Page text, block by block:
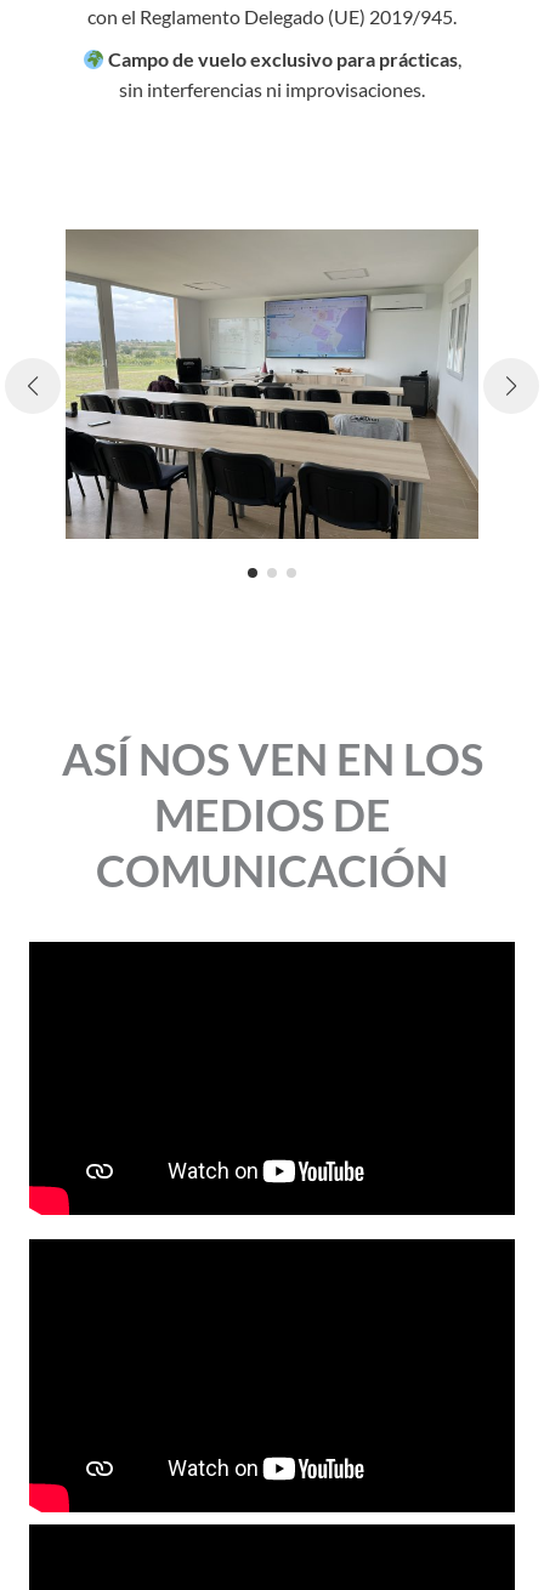
con el Reglamento Delegado (UE) 2019/945.
Campo de vuelo exclusivo para prácticas,
sin interferencias ni improvisaciones.
ASÍ NOS VEN EN LOS
MEDIOS DE
COMUNICACIÓN